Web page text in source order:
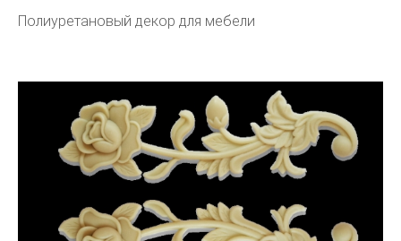
Полиуретановый декор для мебели